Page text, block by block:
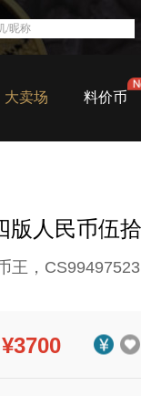
大卖场 料价币
版人民币伍
王，
¥3700